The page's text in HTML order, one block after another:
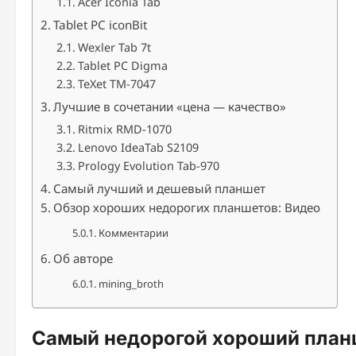
Tablet PC iconBit
Wexler Tab 7t
Tablet PC Digma
TeXet TM-7047
Лучшие в сочетании «цена — качество»
Ritmix RMD-1070
Lenovo IdeaTab S2109
Prology Evolution Tab-970
Самый лучший и дешевый планшет
Обзор хороших недорогих планшетов: Видео
Комментарии
Об авторе
mining_broth
Самый недорогой хороший